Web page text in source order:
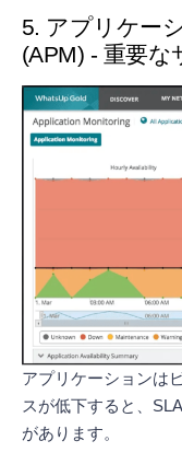
5. アプリケー
(APM) - 重要
アプリケーションは
スが低下すると、
があります。